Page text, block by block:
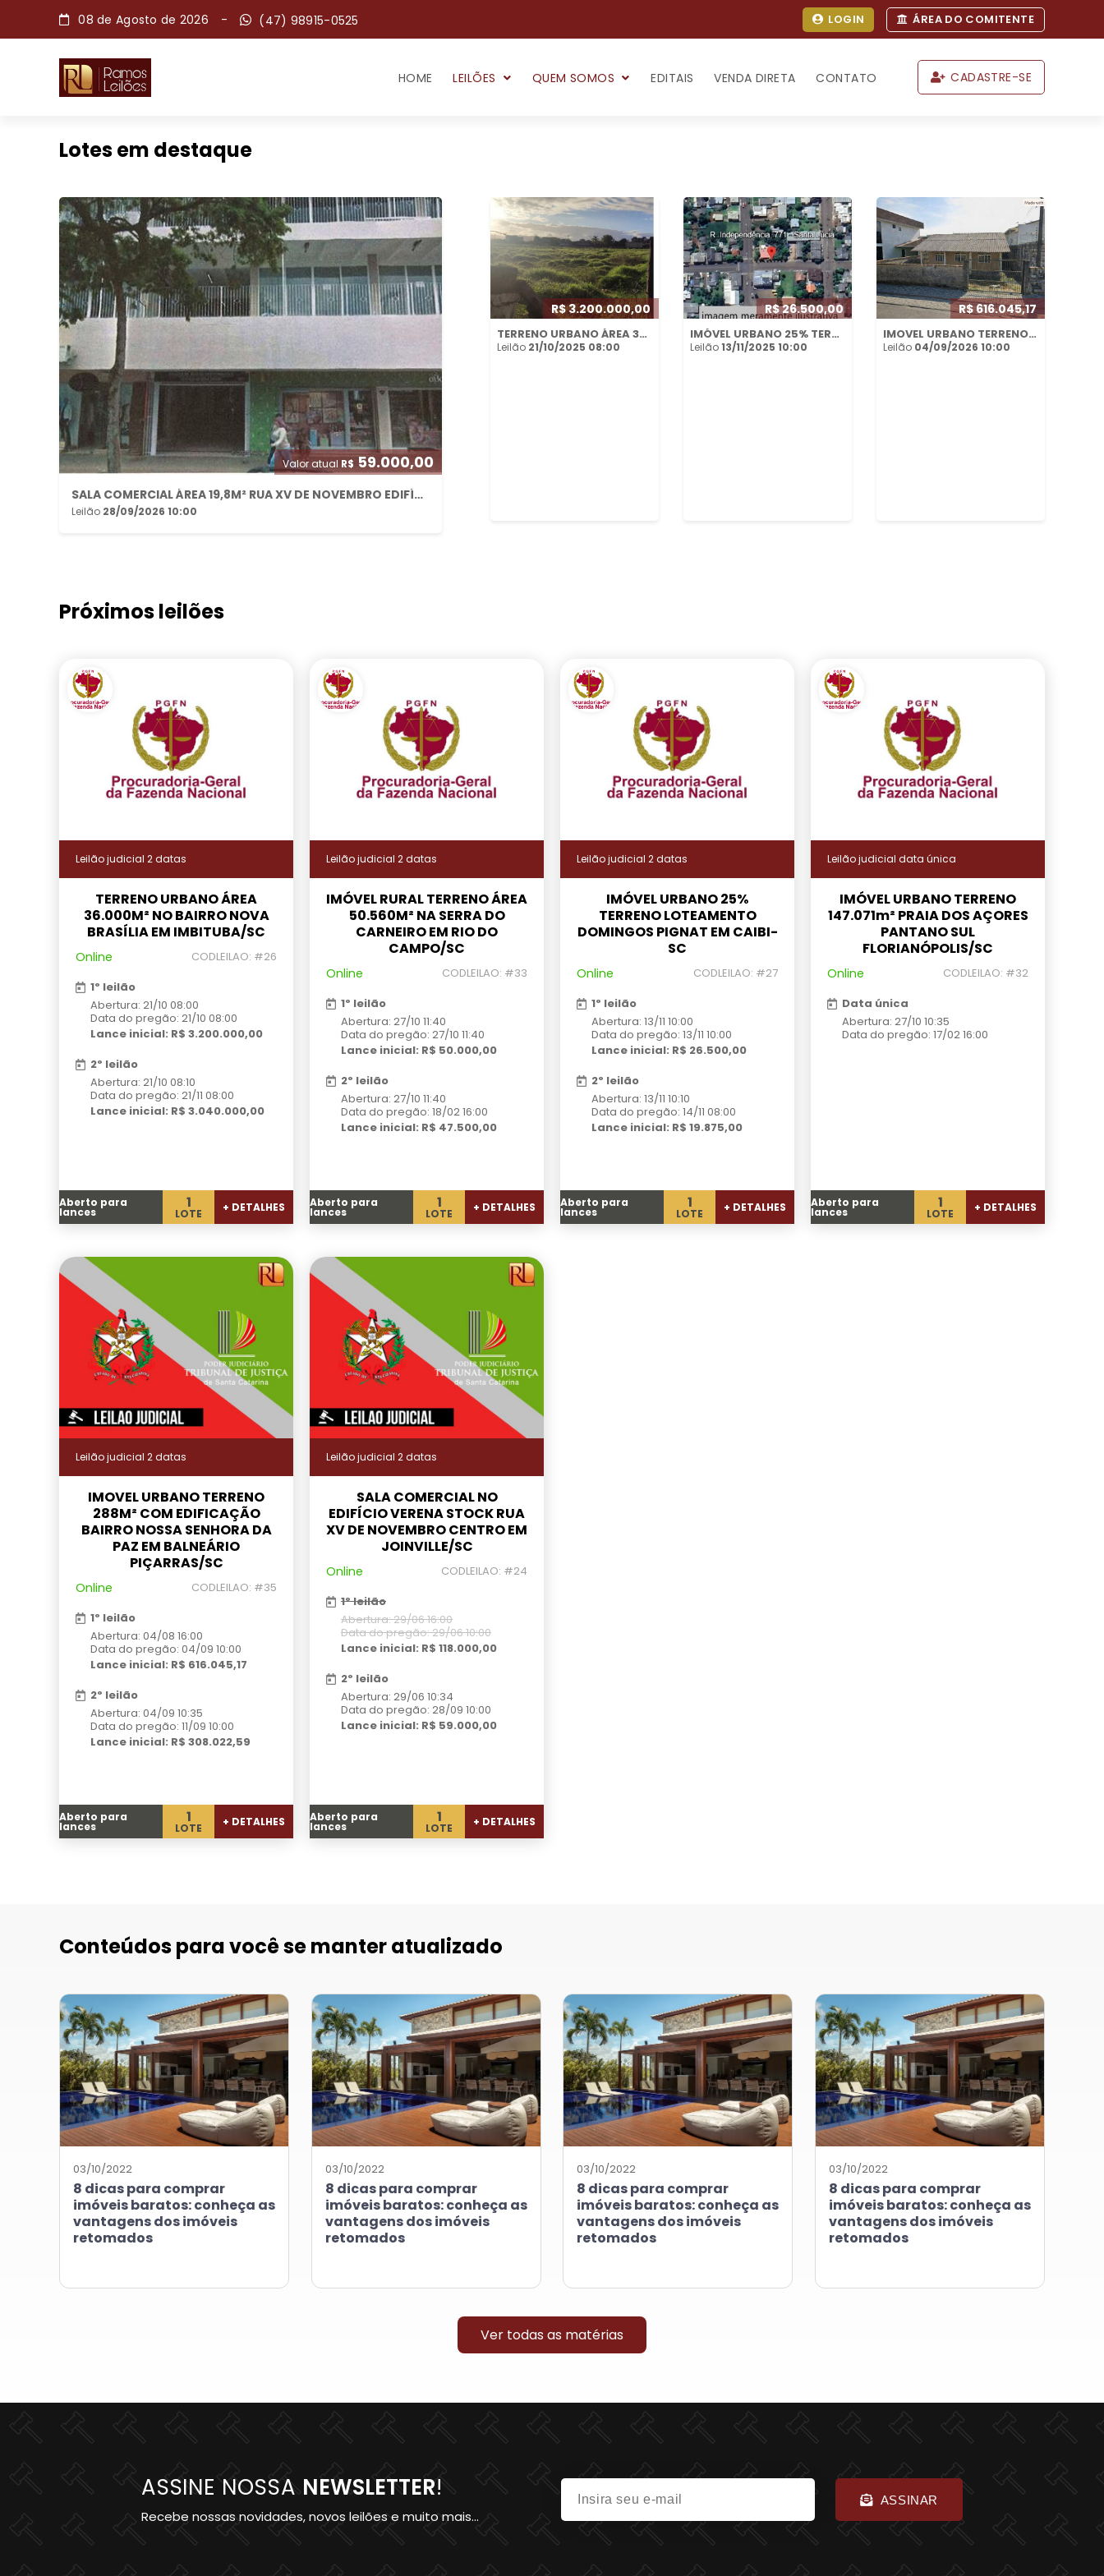
08 de Agosto de 2026 - (47) 98915-0525 LOGIN ÁREA DO COMITENTE
HOME LEILÕES QUEM SOMOS EDITAIS VENDA DIRETA CONTATO CADASTRE-SE
Lotes em destaque
Valor atual R$59.000,00
SALA COMERCIAL ÁREA 19,8M² RUA XV DE NOVEMBRO EDIFÍCIO VERENA STOCK EM JOINVILLE/SC
Leilão 28/09/2026 10:00
R$ 3.200.000,00
TERRENO URBANO ÁREA 36.000M² NO BAIRRO NOVA BRASÍLIA EM IMBITUBA/SC
Leilão 21/10/2025 08:00
R$ 26.500,00
IMÓVEL URBANO 25% TERRENO LOTEAMENTO DOMINGOS PIGNAT EM CAIBI-SC
Leilão13/11/2025 10:00
R$ 616.045,17
IMOVEL URBANO TERRENO 288M² BAIRRO NOSSA SENHORA DA PAZ EM BALNEÁRIO PIÇARRAS/SC
Leilão 04/09/2026 10:00
Próximos leilões
Leilão judicial 2 datas
TERRENO URBANO ÁREA
36.000M² NO BAIRRO NOVA
BRASÍLIA EM IMBITUBA/SC
Online
CODLEILAO: #26
1º leilão
Abertura: 21/10 08:00
Data do pregão: 21/10 08:00
Lance inicial: R$ 3.200.000,00
2º leilão
Abertura: 21/10 08:10
Data do pregão: 21/11 08:00
Lance inicial: R$ 3.040.000,00
Aberto para
lances
1
LOTE + DETALHES
Leilão judicial 2 datas
IMÓVEL RURAL TERRENO ÁREA
50.560M² NA SERRA DO
CARNEIRO EM RIO DO
CAMPO/SC
Online
CODLEILAO: #33
1º leilão
Abertura: 27/10 11:40
Data do pregão: 27/10 11:40
Lance inicial: R$ 50.000,00
2º leilão
Abertura: 27/10 11:40
Data do pregão: 18/02 16:00
Lance inicial: R$ 47.500,00
Aberto para
lances
1
LOTE + DETALHES
Leilão judicial 2 datas
IMÓVEL URBANO 25%
TERRENO LOTEAMENTO
DOMINGOS PIGNAT EM CAIBI-
SC
Online
CODLEILAO: #27
1º leilão
Abertura: 13/11 10:00
Data do pregão: 13/11 10:00
Lance inicial: R$ 26.500,00
2º leilão
Abertura: 13/11 10:10
Data do pregão: 14/11 08:00
Lance inicial: R$ 19.875,00
Aberto para
lances
1
LOTE + DETALHES
Leilão judicial data única
IMÓVEL URBANO TERRENO
147.071m² PRAIA DOS AÇORES
PANTANO SUL
FLORIANÓPOLIS/SC
Online
CODLEILAO: #32
Data única
Abertura: 27/10 10:35
Data do pregão: 17/02 16:00
Aberto para
lances
1
LOTE + DETALHES
Leilão judicial 2 datas
IMOVEL URBANO TERRENO
288M² COM EDIFICAÇÃO
BAIRRO NOSSA SENHORA DA
PAZ EM BALNEÁRIO
PIÇARRAS/SC
Online
CODLEILAO: #35
1º leilão
Abertura: 04/08 16:00
Data do pregão: 04/09 10:00
Lance inicial: R$ 616.045,17
2º leilão
Abertura: 04/09 10:35
Data do pregão: 11/09 10:00
Lance inicial: R$ 308.022,59
Aberto para
lances
1
LOTE + DETALHES
Leilão judicial 2 datas
SALA COMERCIAL NO
EDIFÍCIO VERENA STOCK RUA
XV DE NOVEMBRO CENTRO EM
JOINVILLE/SC
Online
CODLEILAO: #24
1º leilão
Abertura: 29/06 16:00
Data do pregão: 29/06 10:00
Lance inicial: R$ 118.000,00
2º leilão
Abertura: 29/06 10:34
Data do pregão: 28/09 10:00
Lance inicial: R$ 59.000,00
Aberto para
lances
1
LOTE + DETALHES
Conteúdos para você se manter atualizado
03/10/2022
8 dicas para comprar
imóveis baratos: conheça as
vantagens dos imóveis
retomados
03/10/2022
8 dicas para comprar
imóveis baratos: conheça as
vantagens dos imóveis
retomados
03/10/2022
8 dicas para comprar
imóveis baratos: conheça as
vantagens dos imóveis
retomados
03/10/2022
8 dicas para comprar
imóveis baratos: conheça as
vantagens dos imóveis
retomados
Ver todas as matérias
ASSINE NOSSA NEWSLETTER!
Recebe nossas novidades, novos leilões e muito mais...
ASSINAR